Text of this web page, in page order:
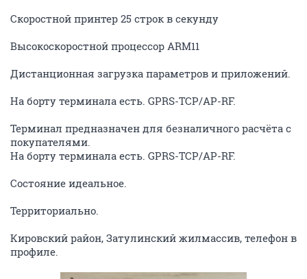
Скоростной принтер 25 строк в секунду
Высокоскоростной процессор ARM11
Дистанционная загрузка параметров и приложений.
На борту терминала есть. GPRS-TCP/AP-RF.
Терминал предназначен для безналичного расчёта с
покупателями.
На борту терминала есть. GPRS-TCP/AP-RF.
Состояние идеальное.
Территориально.
Кировский район, Затулинский жилмассив, телефон в
профиле.